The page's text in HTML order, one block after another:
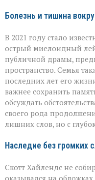
Болезнь и тишина
В 2021 году стало
острый миелоидный
публичной драмы,
пространство. Семья
последних лет его
важнее сохранить
обсуждать
своего рода
лишних слов, но с
Наследие без громких
Скотт Хайлендс не